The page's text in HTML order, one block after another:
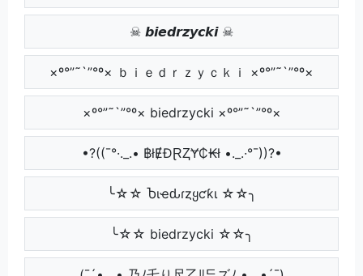
☠ 𝙗𝙞𝙚𝙙𝙧𝙯𝙮𝙘𝙠𝙞 ☠
×º°”˜`”°º× ｂｉｅｄｒｚｙｃｋｉ ×º°”˜`”°º×
×º°”˜`”°º× biedrzycki ×º°”˜`”°º×
•?((¯°·._.• ฿łɆĐⱤⱫɎ₵₭ł •._.·°¯))?•
╰☆☆ Ⴆιҽԃɾȥყƈƙι ☆☆╮
╰☆☆ biedrzycki ☆☆╮